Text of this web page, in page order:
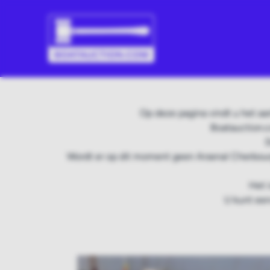
Op deze pagina vindt u het
Wordt er op dit moment geen Arsenal
Het
U kunt